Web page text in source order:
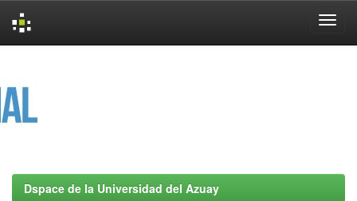
Dspace de la Universidad del Azuay